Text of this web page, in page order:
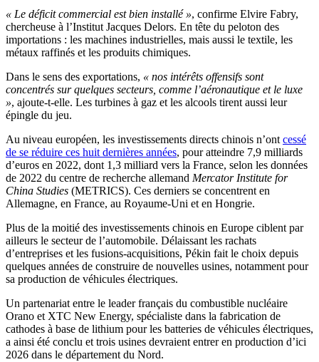
« Le déficit commercial est bien installé », confirme Elvire Fabry,
chercheuse à l’Institut Jacques Delors. En tête du peloton des
importations : les machines industrielles, mais aussi le textile, les
métaux raffinés et les produits chimiques.
Dans le sens des exportations, « nos intérêts offensifs sont
concentrés sur quelques secteurs, comme l’aéronautique et le luxe
», ajoute-t-elle. Les turbines à gaz et les alcools tirent aussi leur
épingle du jeu.
Au niveau européen, les investissements directs chinois n’ont cessé
de se réduire ces huit dernières années, pour atteindre 7,9 milliards
d’euros en 2022, dont 1,3 milliard vers la France, selon les données
de 2022 du centre de recherche allemand Mercator Institute for
China Studies (METRICS). Ces derniers se concentrent en
Allemagne, en France, au Royaume-Uni et en Hongrie.
Plus de la moitié des investissements chinois en Europe ciblent par
ailleurs le secteur de l’automobile. Délaissant les rachats
d’entreprises et les fusions-acquisitions, Pékin fait le choix depuis
quelques années de construire de nouvelles usines, notamment pour
sa production de véhicules électriques.
Un partenariat entre le leader français du combustible nucléaire
Orano et XTC New Energy, spécialiste dans la fabrication de
cathodes à base de lithium pour les batteries de véhicules électriques,
a ainsi été conclu et trois usines devraient entrer en production d’ici
2026 dans le département du Nord.